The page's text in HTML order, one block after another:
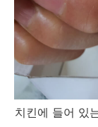
치킨에 들어 있